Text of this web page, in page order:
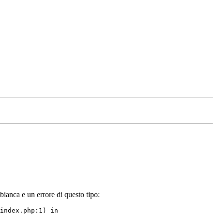
e un errore di questo tipo:
in